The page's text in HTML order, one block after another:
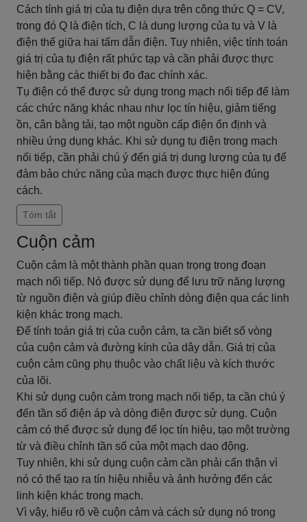
Cách tính giá trị của tụ điện dựa trên công thức Q = CV,
trong đó Q là điện tích, C là dung lượng của tụ và V là
điện thế giữa hai tấm dẫn điện. Tuy nhiên, việc tính toán
giá trị của tụ điện rất phức tạp và cần phải được thực
hiện bằng các thiết bị đo đạc chính xác.
Tụ điện có thể được sử dụng trong mạch nối tiếp để làm
các chức năng khác nhau như lọc tín hiệu, giảm tiếng
ồn, cân bằng tải, tạo một nguồn cấp điện ổn định và
nhiều ứng dụng khác. Khi sử dụng tụ điện trong mạch
nối tiếp, cần phải chú ý đến giá trị dung lượng của tụ để
đảm bảo chức năng của mạch được thực hiện đúng
cách.
Tóm tắt
Cuộn cảm
Cuộn cảm là một thành phần quan trọng trong đoạn
mạch nối tiếp. Nó được sử dụng để lưu trữ năng lượng
từ nguồn điện và giúp điều chỉnh dòng điện qua các linh
kiện khác trong mạch.
Để tính toán giá trị của cuộn cảm, ta cần biết số vòng
của cuộn cảm và đường kính của dây dẫn. Giá trị của
cuộn cảm cũng phụ thuộc vào chất liệu và kích thước
của lõi.
Khi sử dụng cuộn cảm trong mạch nối tiếp, ta cần chú ý
đến tần số điện áp và dòng điện được sử dụng. Cuộn
cảm có thể được sử dụng để lọc tín hiệu, tạo một trường
từ và điều chỉnh tần số của một mạch dao động.
Tuy nhiên, khi sử dụng cuộn cảm cần phải cẩn thận vì
nó có thể tạo ra tín hiệu nhiễu và ảnh hưởng đến các
linh kiện khác trong mạch.
Vì vậy, hiểu rõ về cuộn cảm và cách sử dụng nó trong